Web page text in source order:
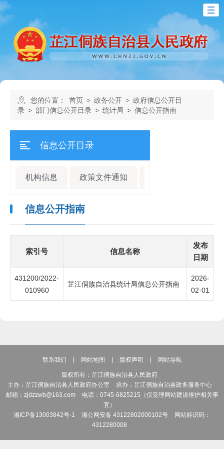
您的位置： 首页 > 政务公开 > 政府信息公开目
录 > 部门信息公开目录 > 统计局 > 信息公开指南
信息公开目录
机构信息 政策文件通知
信息公开指南
索引号 信息名称
发布
日期
431200/2022-
010960
芷江侗族自治县统计局信息公开指南
2026-
02-01
联系我们 网站地图 版权声明 网站导航
版权所有：芷江侗族自治县人民政府
主办：芷江侗族自治县人民政府办公室
承办：芷江侗族自治县政务服务中心
邮箱：zjdzzwb@163.com
电话：0745-6825215（仅受理网站建设维护相关事
宜）
湘ICP备13003842号-1
湘公网安备 43122802000102号
网站标识码：
4312280008